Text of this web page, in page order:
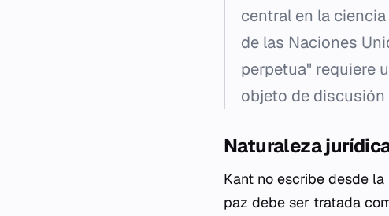
central en la
de las Naciones
perpetua" requiere
objeto de
Naturaleza
Kant no escribe desde la
paz debe ser tratada